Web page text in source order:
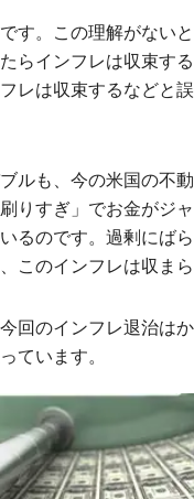
す。この理解がない
らインフレは収束す
レは収束するなどと
ルも、今の米国の不
りすぎ」でお金がジ
るのです。過剰にば
このインフレは収まら
回のインフレ退治は
ています。